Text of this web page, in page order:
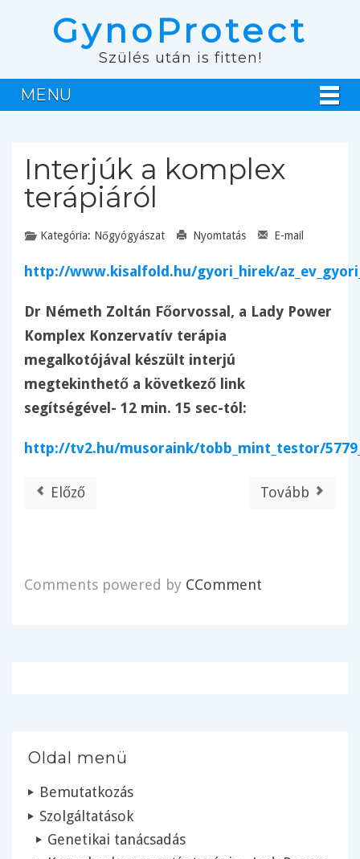
GynoProtect
Szülés után is fitten!
MENU
Interjúk a komplex
terápiáról
Kategória: Nőgyógyászat Nyomtatás E-mail
http://www.kisalfold.hu/gyori_hirek/
Dr Németh Zoltán Főorvossal, a Lady Power
Komplex Konzervatív terápia
megalkotójával készült interjú
megtekinthető a következő link
segítségével- 12 min. 15 sec-tól:
http://tv2.hu/musoraink/tobb_mint_testor/
Előző Tovább
Comments powered by CComment
Oldal menü
Bemutatkozás
Szolgáltatások
Genetikai tanácsadás